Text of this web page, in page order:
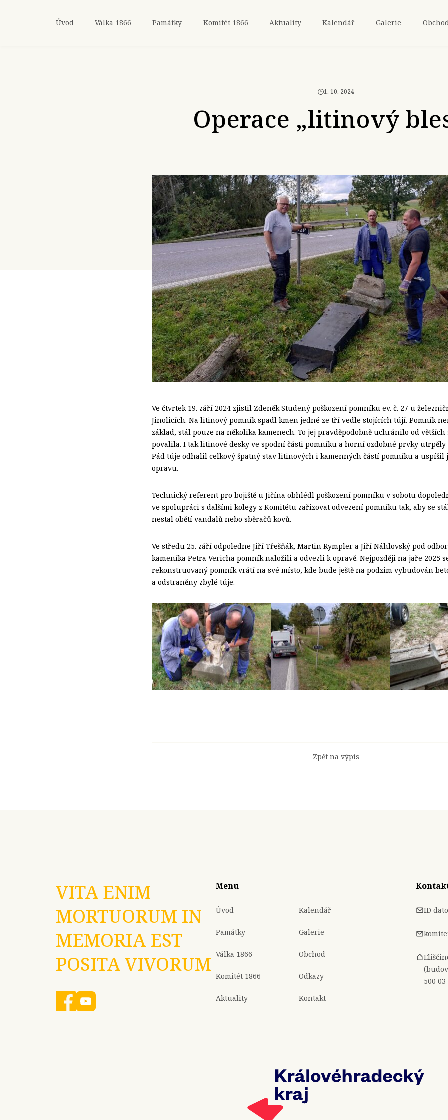
Úvod Válka 1866 Památky Komitét 1866 Aktuality Kalendář Galerie
1. 10. 2024
Operace „litinový
Ve čtvrtek 19. září 2024 zjistil Zdeněk Studený poškození pomníku ev. č. 27 u
Jinolicích. Na litinový pomník spadl kmen jedné ze tří vedle stojících tújí. Pomník
základ, stál pouze na několika kamenech. To jej pravděpodobně uchránilo od větších
povalila. I tak litinové desky ve spodní části pomníku a horní ozdobné prvky
Pád túje odhalil celkový špatný stav litinových i kamenných částí pomníku a
opravu.
Technický referent pro bojiště u Jičína obhlédl poškození pomníku v sobotu
ve spolupráci s dalšími kolegy z Komitétu zařizovat odvezení pomníku tak, aby se
nestal obětí vandalů nebo sběračů kovů.
Ve středu 25. září odpoledne Jiří Třešňák, Martin Rympler a Jiří Náhlovský pod
kameníka Petra Vericha pomník naložili a odvezli k opravě. Nejpozději na jaře 2025
rekonstruovaný pomník vrátí na své místo, kde bude ještě na podzim vybudován
a odstraněny zbylé túje.
Zpět na výpis
VITA ENIM
MORTUORUM IN
MEMORIA EST
POSITA VIVORUM
Menu
Úvod
Památky
Válka 1866
Komitét 1866
Aktuality
Kalendář
Galerie
Obchod
Odkazy
Kontakt
ID
500